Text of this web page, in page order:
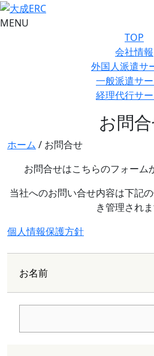
MENU
TOP
会社情報
外国人派遣サ
一般派遣サ
経理代行サ
お問
ホーム / お問合せ
お問合せはこちらのフォーム
当社へのお問い合せ内容は下記
き管理されま
個人情報保護方針
お名前